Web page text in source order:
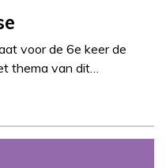
voor de 6e keer de
thema van dit…